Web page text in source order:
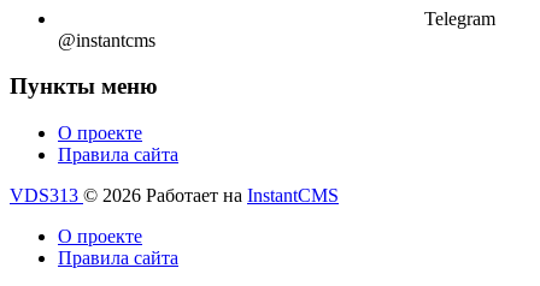
Telegram
@instantcms
Пункты меню
О проекте
Правила сайта
VDS313 © 2026 Работает на InstantCMS
О проекте
Правила сайта